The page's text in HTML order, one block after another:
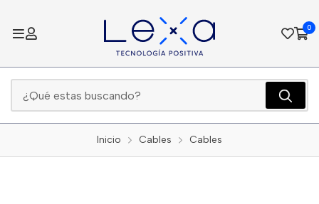
0
Inicio Cables Cables